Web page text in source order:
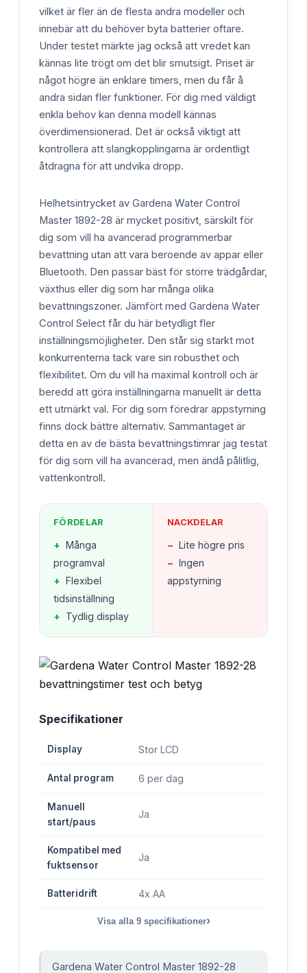
vilket är fler än de flesta andra modeller och
innebär att du behöver byta batterier oftare.
Under testet märkte jag också att vredet kan
kännas lite trögt om det blir smutsigt. Priset är
något högre än enklare timers, men du får å
andra sidan fler funktioner. För dig med väldigt
enkla behov kan denna modell kännas
överdimensionerad. Det är också viktigt att
kontrollera att slangkopplingarna är ordentligt
åtdragna för att undvika dropp.
Helhetsintrycket av Gardena Water Control
Master 1892-28 är mycket positivt, särskilt för
dig som vill ha avancerad programmerbar
bevattning utan att vara beroende av appar eller
Bluetooth. Den passar bäst för större trädgårdar,
växthus eller dig som har många olika
bevattningszoner. Jämfört med Gardena Water
Control Select får du här betydligt fler
inställningsmöjligheter. Den står sig starkt mot
konkurrenterna tack vare sin robusthet och
flexibilitet. Om du vill ha maximal kontroll och är
beredd att göra inställningarna manuellt är detta
ett utmärkt val. För dig som föredrar appstyrning
finns dock bättre alternativ. Sammantaget är
detta en av de bästa bevattningstimrar jag testat
för dig som vill ha avancerad, men ändå pålitlig,
vattenkontroll.
FÖRDELAR
+ Många
programval
+ Flexibel
tidsinställning
+ Tydlig display
NACKDELAR
− Lite högre pris
− Ingen
appstyrning
Specifikationer
Display Stor LCD
Antal program 6 per dag
Manuell
start/paus
Ja
Kompatibel med
fuktsensor
Ja
Batteridrift 4x AA
Visa alla 9specifikationer›
Gardena Water Control Master 1892-28